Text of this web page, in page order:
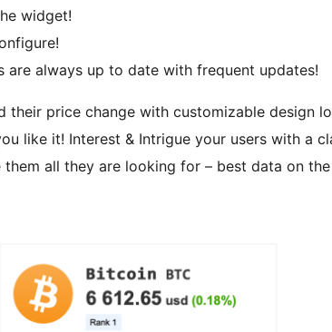
widget!
are always up to date with frequent updates!
their price change with customizable design
like it! Interest & Intrigue your users with a
all they are looking for – best data on